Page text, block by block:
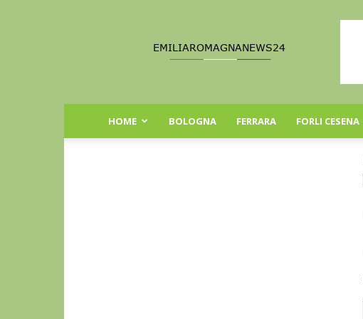
Romagna
HOME BOLOGNA FERRARA FORLI CESENA